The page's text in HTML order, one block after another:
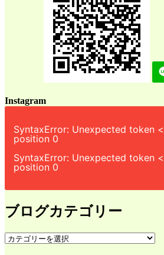
Instagram
SyntaxError: Unexpected token
position 0
SyntaxError: Unexpected token
position 0
ブログカテゴリー
ブ